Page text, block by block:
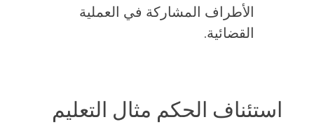
الأطراف المشاركة في العملية
القضائية.
استئناف الحكم مثال التعليم